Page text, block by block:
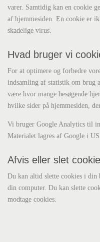
varer. Samtidig kan en cookie
af hjemmesiden. En cookie er
skadelige virus.
Hvad bruger vi
For at optimere og forbedre
indsamling af statistik om brug
være hvor mange besøgende
hvilke sider på hjemmesiden,
Vi bruger Google Analytics til
Materialet lagres af Google i
Afvis eller slet
Du kan altid slette cookies i
din computer. Du kan slette
modtage cookies.